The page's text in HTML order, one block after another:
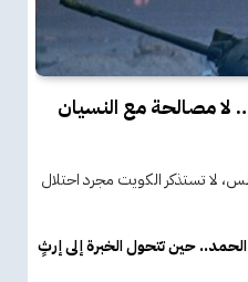
لا مصالحة مع النسيان
لا تستذكر الكويت مجرد احتلال
الحمد.. حين تتحول الخبرة إلى إرثٍ